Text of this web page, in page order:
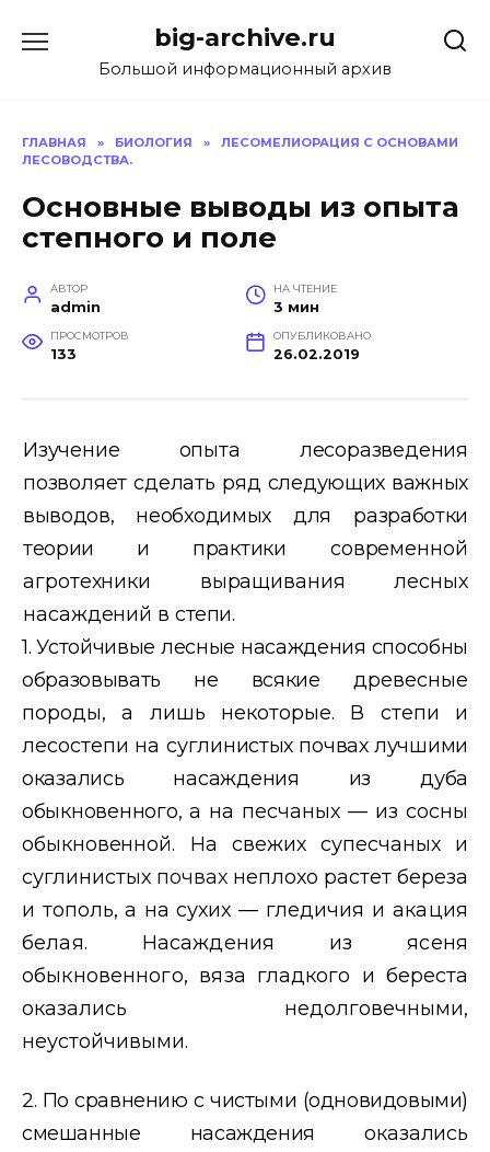
содержанию
big-archive.ru
Большой информационный архив
ГЛАВНАЯ » БИОЛОГИЯ »
ЛЕСОМЕЛИОРАЦИЯ С ОСНОВАМИ
ЛЕСОВОДСТВА.
Основные выводы из опыта
степного и поле
АВТОР
admin
НА ЧТЕНИЕ
3 мин
ПРОСМОТРОВ
133
ОПУБЛИКОВАНО
26.02.2019
Изучение опыта лесоразведения
позволяет сделать ряд следующих важных
выводов, необходимых для разработки
теории и практики современной
агротехники выращивания лесных
насаждений встепи.
1. Устойчивые лесные насаждения способны
образовывать не всякие древесные
породы, а лишь некоторые. В степи и
лесостепи на суглинистых почвах лучшими
оказались насаждения из дуба
обыкновенного,а на песчаных — из сосны
обыкновенной. На свежих супесчаных и
суглинистых почвах неплохо растет береза
и тополь, а на сухих — гледичия и акация
белая. Насаждения из ясеня
обыкновенного, вяза гладкого и береста
оказались недолговечными,
неустойчивыми.
2. По сравнению с чистыми (одновидовыми)
смешанные насажденияоказались